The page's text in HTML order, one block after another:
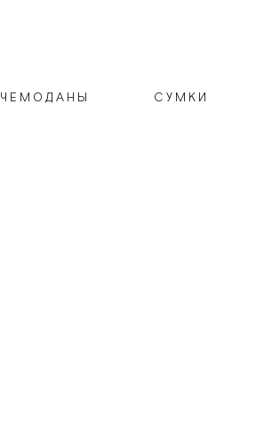
ЧЕМОДАНЫ СУМКИ